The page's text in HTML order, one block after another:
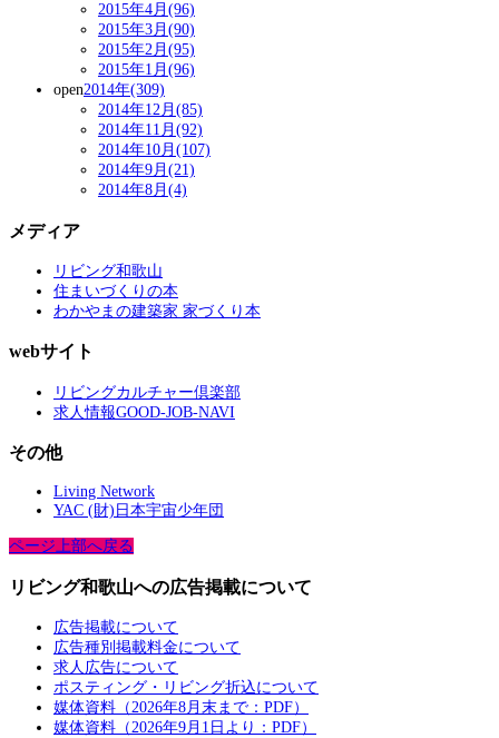
2015年4月(96)
2015年3月(90)
2015年2月(95)
2015年1月(96)
open2014年(309)
2014年12月(85)
2014年11月(92)
2014年10月(107)
2014年9月(21)
2014年8月(4)
メディア
リビング和歌山
住まいづくりの本
わかやまの建築家 家づくり本
webサイト
リビングカルチャー倶楽部
求人情報GOOD-JOB-NAVI
その他
Living Network
YAC (財)日本宇宙少年団
ページ上部へ戻る
リビング和歌山への広告掲載について
広告掲載について
広告種別掲載料金について
求人広告について
ポスティング・リビング折込について
媒体資料（2026年8月末まで：PDF）
媒体資料（2026年9月1日より：PDF）